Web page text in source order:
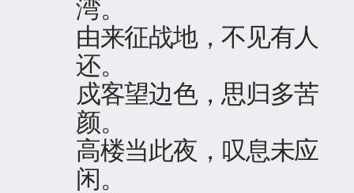
湾。
由来征战地，不见有人
还。
戍客望边色，思归多苦
颜。
高楼当此夜，叹息未应
闲。